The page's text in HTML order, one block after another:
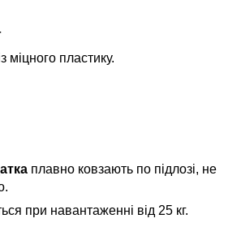
міцного пластику.
плавно ковзають по підлозі, не
при навантаженні від 25 кг.